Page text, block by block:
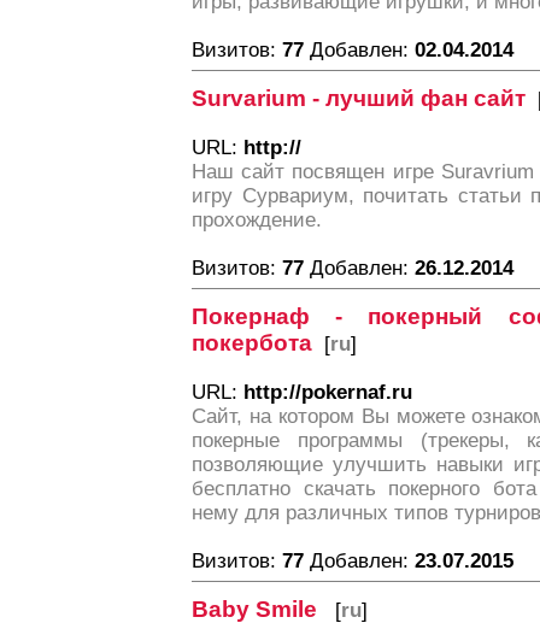
Визитов: 77 Добавлен: 02.04.2014
Survarium - лучший фан сайт
URL: http://
Наш сайт посвящен игре
игру Сурвариум, почитать статьи
прохождение.
Визитов: 77 Добавлен: 26.12.2014
Покернаф - покерный
покербота [ru]
URL: http://pokernaf.ru
Сайт, на котором Вы можете
покерные программы (трекеры,
позволяющие улучшить навыки
бесплатно скачать покерного
нему для различных типов
Визитов: 77 Добавлен: 23.07.2015
Вaby Smile [ru]